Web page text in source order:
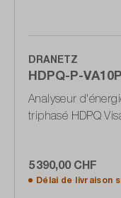
DRANETZ
HDPQ-P-
Analyseur
triphasé HDPQ
5 390,00 CHF
Délai de livraison